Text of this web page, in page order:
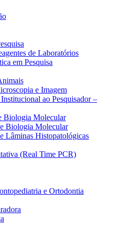
de Laboratórios
em Pesquisa
e Imagem
ao Pesquisador –
Biologia Molecular
Biologia Molecular
Lâminas Histopatológicas
(Real Time PCR)
e Ortodontia